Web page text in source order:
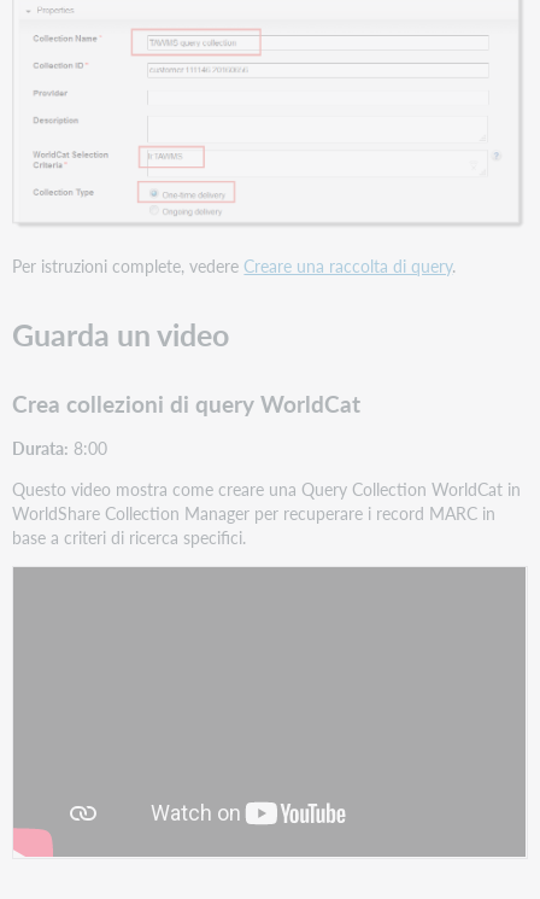
Per istruzioni complete, vedere Creare una raccolta di query.
Guarda un video
Crea collezioni di query WorldCat
Durata: 8:00
Questo video mostra come creare una Query Collection WorldCat in
WorldShare Collection Manager per recuperare i record MARC in
base a criteri di ricerca specifici.